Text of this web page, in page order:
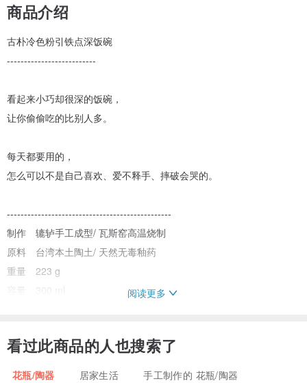
商品介绍
古朴冷色粉引铁点深饭碗
--------------------------
看起来小巧却很深的饭碗，
让你偷偷吃的比别人多。
每天都要用的，
怎么可以不是自己喜欢、爱不释手、摔破会哭的。
------------------------------------------------
制作 辘轳手工成型/ 瓦斯窑高温烧制
原料 台湾本土陶土/ 天然无毒釉药
重量 223 g
容量 300 ml
带自然铁点/ 保留外部粉引流动过的痕迹
阅读更多
看过此商品的人也搜索了
花瓶/陶器 居家生活 手工制作的 花瓶/陶器